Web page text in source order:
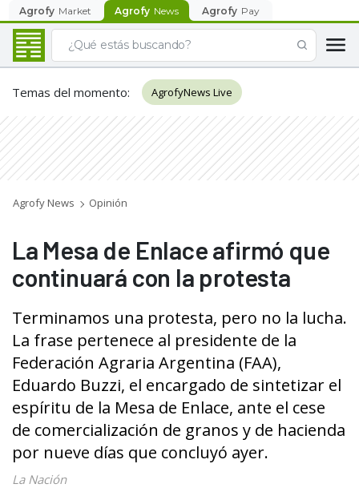
Agrofy Market Agrofy News Agrofy Pay
Temas del momento: AgrofyNews Live
Agrofy News Opinión
La Mesa de Enlace afirmó que
continuará con la protesta
Terminamos una protesta, pero no la lucha.
La frase pertenece al presidente de la
Federación Agraria Argentina (FAA),
Eduardo Buzzi, el encargado de sintetizar el
espíritu de la Mesa de Enlace, ante el cese
de comercialización de granos y de hacienda
por nueve días que concluyó ayer.
La Nación